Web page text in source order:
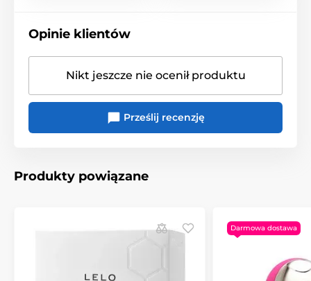
Opinie klientów
Nikt jeszcze nie ocenił produktu
Prześlij recenzję
Produkty powiązane
Darmowa dostawa